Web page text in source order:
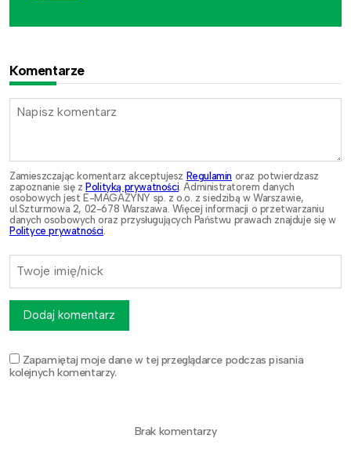
Komentarze
Zamieszczając komentarz akceptujesz Regulamin oraz potwierdzasz
zapoznanie się zPolityką prywatności . Administratorem danych
osobowych jest E-MAGAZYNY sp. z o.o. z siedzibą w Warszawie,
ul.Szturmowa 2, 02-678 Warszawa. Więcej informacji o przetwarzaniu
danych osobowych oraz przysługujących Państwu prawach znajduje się w
Polityce prywatności
Zapamiętaj moje dane w tej przeglądarce podczas pisania
kolejnych komentarzy.
Dodaj komentarz
Brak komentarzy